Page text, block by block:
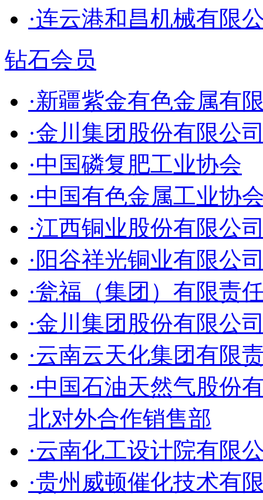
·连云港和昌机械有限
钻石会员
·新疆紫金有色金属有
·金川集团股份有限公
·中国磷复肥工业协会
·中国有色金属工业协
·江西铜业股份有限公
·阳谷祥光铜业有限公
·瓮福（集团）有限责
·金川集团股份有限公
·云南云天化集团有限
·中国石油天然气股份
北对外合作销售部
·云南化工设计院有限
·贵州威顿催化技术有